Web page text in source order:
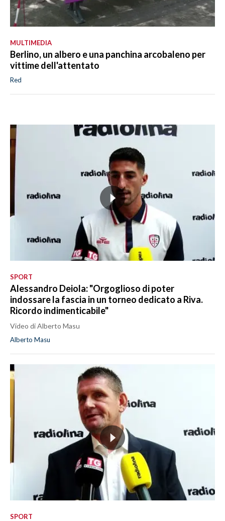
MULTIMEDIA
Berlino, un albero e una panchina arcobaleno per
vittime dell'attentato
Red
SPORT
Alessandro Deiola: "Orgoglioso di poter
indossare la fascia in un torneo dedicato a Riva.
Ricordo indimenticabile"
Video di Alberto Masu
Alberto Masu
SPORT